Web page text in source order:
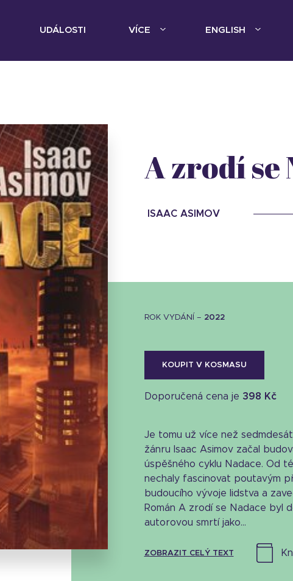
UDÁLOSTI VÍCE ENGLISH
Stáhnout obálku
24.89 KB
A zrodí se
ISAAC ASIMOV
ROK VYDÁNÍ – 2022
KOUPIT V KOSMASU
Doporučená cena je 398 Kč
Je tomu už více než
žánru Isaac Asimov začal
úspěšného cyklu Nadace. Od
nechaly fascinovat poutavým
budoucího vývoje lidstva a
Román A zrodí se Nadace byl
autorovou smrtí jako...
ZOBRAZIT CELÝ TEXT